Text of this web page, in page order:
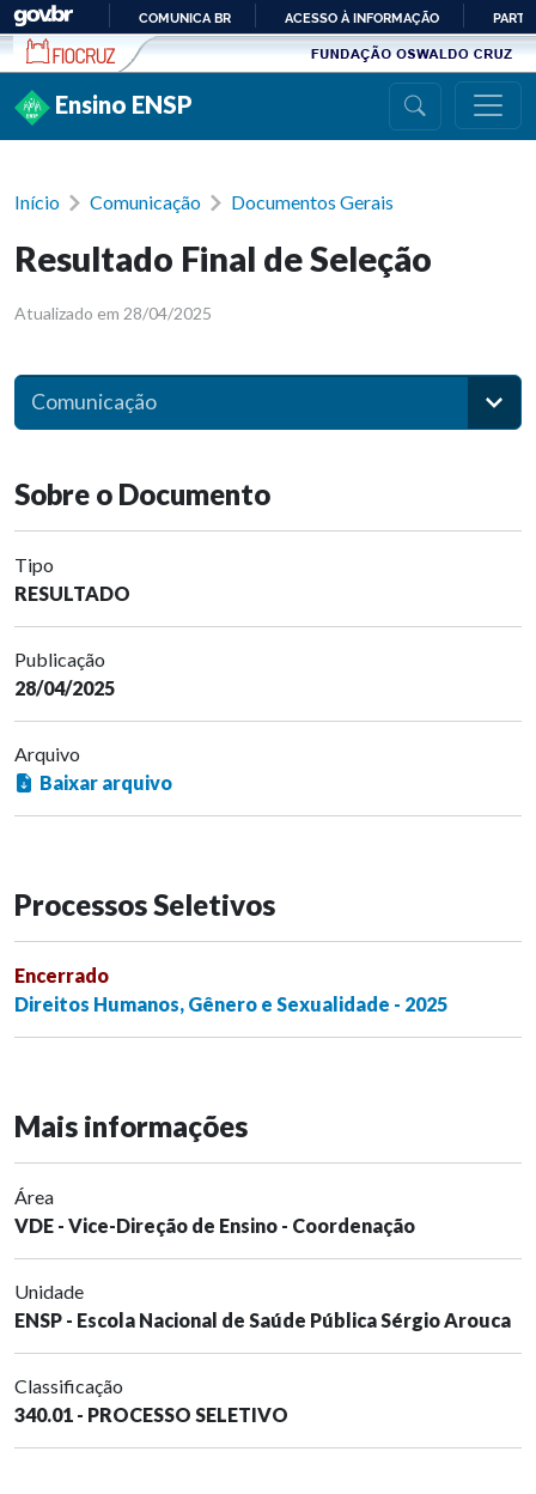
Ir para conteúdo
PARA
COMUNICA BR ACESSO À INFORMAÇÃO
Ensino ENSP
Início Comunicação Documentos Gerais
Resultado Final de Seleção
Atualizado em 28/04/2025
Comunicação
Sobre o Documento
Tipo
RESULTADO
Publicação
28/04/2025
Arquivo
Baixar arquivo
Processos Seletivos
Encerrado
Direitos Humanos, Gênero e Sexualidade - 2025
Mais informações
Área
VDE - Vice-Direção de Ensino - Coordenação
Unidade
ENSP - Escola Nacional de Saúde Pública Sérgio Arouca
Classificação
340.01 - PROCESSO SELETIVO